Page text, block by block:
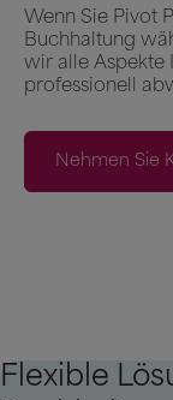
Wenn Sie Pivot
Buchhaltung
wir alle Aspekte
professionell
Nehmen Sie
Flexible